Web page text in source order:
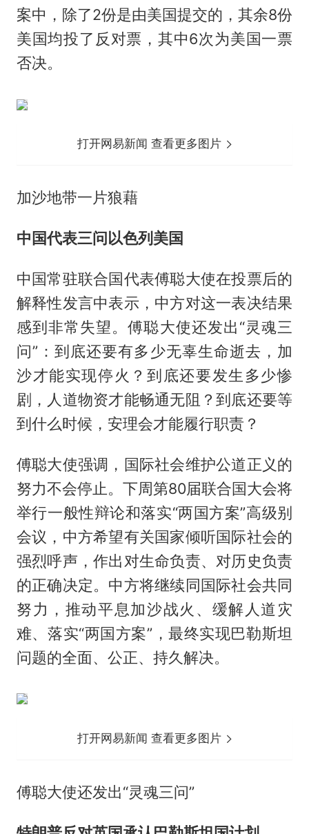
案中，除了2份是由美国提交的，其余8份
美国均投了反对票，其中6次为美国一票
否决。
打开网易新闻 查看更多图片
加沙地带一片狼藉
中国代表三问以色列美国
中国常驻联合国代表傅聪大使在投票后的
解释性发言中表示，中方对这一表决结果
感到非常失望。傅聪大使还发出“灵魂三
问”：到底还要有多少无辜生命逝去，加
沙才能实现停火？到底还要发生多少惨
剧，人道物资才能畅通无阻？到底还要等
到什么时候，安理会才能履行职责？
傅聪大使强调，国际社会维护公道正义的
努力不会停止。下周第80届联合国大会将
举行一般性辩论和落实“两国方案”高级别
会议，中方希望有关国家倾听国际社会的
强烈呼声，作出对生命负责、对历史负责
的正确决定。中方将继续同国际社会共同
努力，推动平息加沙战火、缓解人道灾
难、落实“两国方案”，最终实现巴勒斯坦
问题的全面、公正、持久解决。
打开网易新闻 查看更多图片
傅聪大使还发出“灵魂三问”